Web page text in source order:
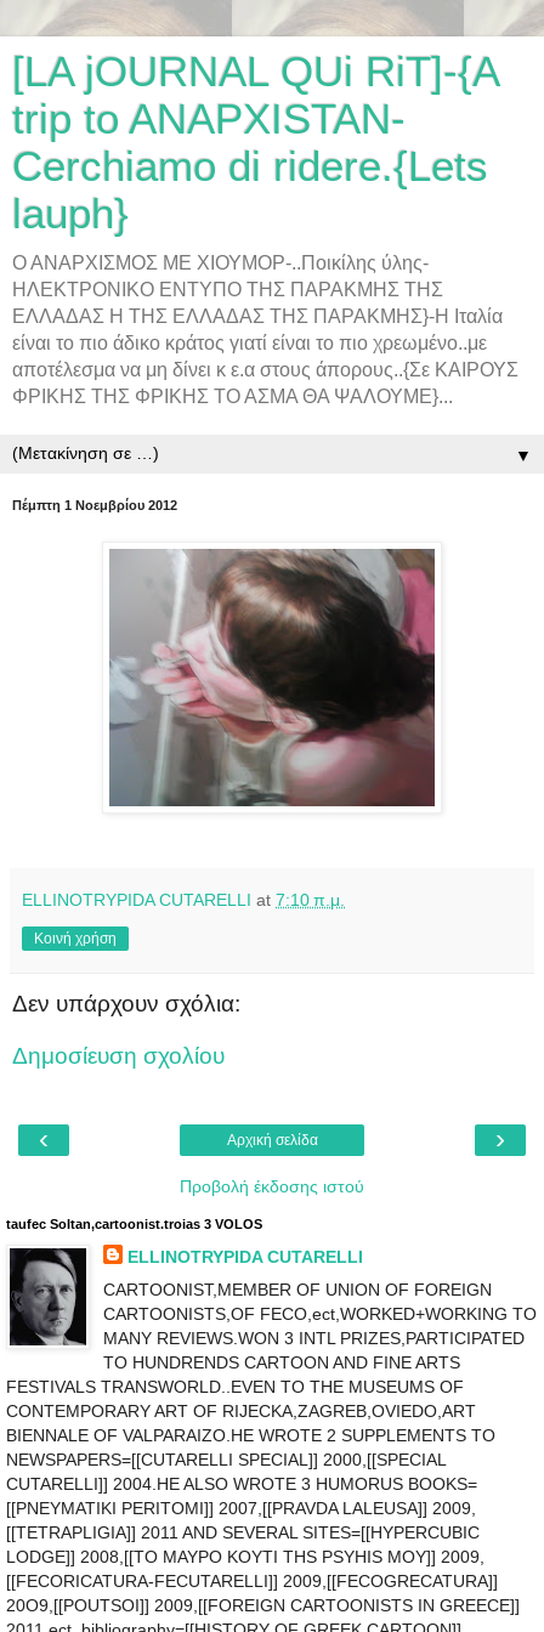
[LA jOURNAL QUi RiT]-{A
trip to ANAPXISTAN-
Cerchiamo di ridere.{Lets
lauph}
Ο ΑΝΑΡΧΙΣΜΟΣ ΜΕ ΧΙΟΥΜΟΡ-..Ποικίλης ύλης-
ΗΛΕΚΤΡΟΝΙΚΟ ΕΝΤΥΠΟ ΤΗΣ ΠΑΡΑΚΜΗΣ ΤΗΣ
ΕΛΛΑΔΑΣ Η ΤΗΣ ΕΛΛΑΔΑΣ ΤΗΣ ΠΑΡΑΚΜΗΣ}-Η Ιταλία
είναι το πιο άδικο κράτος γιατί είναι το πιο χρεωμένο..με
αποτέλεσμα να μη δίνει κ ε.α στους άπορους..{Σε ΚΑΙΡΟΥΣ
ΦΡΙΚΗΣ ΤΗΣ ΦΡΙΚΗΣ ΤΟ ΑΣΜΑ ΘΑ ΨΑΛΟΥΜΕ}...
▼
Πέμπτη 1 Νοεμβρίου 2012
ELLINOTRYPIDA CUTARELLI at 7:10 π.μ.
Κοινή χρήση
Δεν υπάρχουν σχόλια:
Δημοσίευση σχολίου
‹ ›
Αρχική σελίδα
Προβολή έκδοσης ιστού
taufec Soltan,cartoonist.troias 3 VOLOS
ELLINOTRYPIDA CUTARELLI
CARTOONIST,MEMBER OF UNION OF FOREIGN
CARTOONISTS,OF FECO,ect,WORKED+WORKING TO
MANY REVIEWS.WON 3 INTL PRIZES,PARTICIPATED
TO HUNDRENDS CARTOON AND FINE ARTS
FESTIVALS TRANSWORLD..EVEN TO THE MUSEUMS OF
CONTEMPORARY ART OF RIJECKA,ZAGREB,OVIEDO,ART
BIENNALE OF VALPARAIZO.HE WROTE 2 SUPPLEMENTS TO
NEWSPAPERS=[[CUTARELLI SPECIAL]] 2000,[[SPECIAL
CUTARELLI]] 2004.HE ALSO WROTE 3 HUMORUS BOOKS=
[[PNEYMATIKI PERITOMI]] 2007,[[PRAVDA LALEUSA]] 2009,
[[TETRAPLIGIA]] 2011 AND SEVERAL SITES=[[HYPERCUBIC
LODGE]] 2008,[[TO MAYPO KOYTI THS PSYHIS MOY]] 2009,
[[FECORICATURA-FECUTARELLI]] 2009,[[FECOGRECATURA]]
20O9,[[POUTSOI]] 2009,[[FOREIGN CARTOONISTS IN GREECE]]